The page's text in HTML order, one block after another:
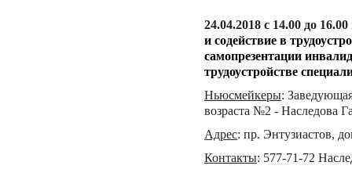
24.04.2018 с 14.00 до
и содействие в
самопрезентации
трудоустройстве
Ньюсмейкеры:
возраста №2 - Наследова
Адрес: пр. Энтузиастов,
Контакты: 577-71-72